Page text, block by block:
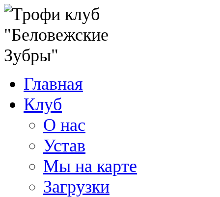
Главная
Клуб
О нас
Устав
Мы на карте
Загрузки